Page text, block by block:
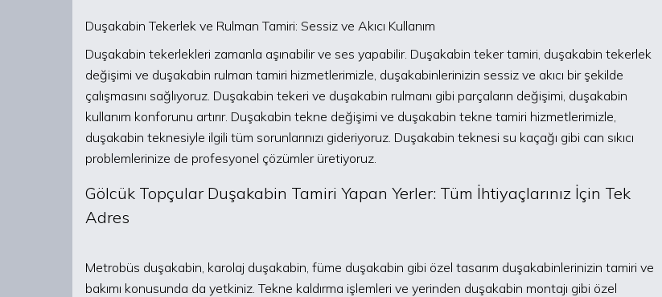
Duşakabin Tekerlek ve Rulman Tamiri: Sessiz ve Akıcı Kullanım
Duşakabin tekerlekleri zamanla aşınabilir ve ses yapabilir. Duşakabin teker tamiri, duşakabin tekerlek
değişimi ve duşakabin rulman tamiri hizmetlerimizle, duşakabinlerinizin sessiz ve akıcı bir şekilde
çalışmasını sağlıyoruz. Duşakabin tekeri ve duşakabin rulmanı gibi parçaların değişimi, duşakabin
kullanım konforunu artırır. Duşakabin tekne değişimi ve duşakabin tekne tamiri hizmetlerimizle,
duşakabin teknesiyle ilgili tüm sorunlarınızı gideriyoruz. Duşakabin teknesi su kaçağı gibi can sıkıcı
problemlerinize de profesyonel çözümler üretiyoruz.
Gölcük Topçular Duşakabin Tamiri Yapan Yerler: Tüm İhtiyaçlarınız İçin Tek
Adres
Metrobüs duşakabin, karolaj duşakabin, füme duşakabin gibi özel tasarım duşakabinlerinizin tamiri ve
bakımı konusunda da yetkiniz. Tekne kaldırma işlemleri ve yerinden duşakabin montajı gibi özel